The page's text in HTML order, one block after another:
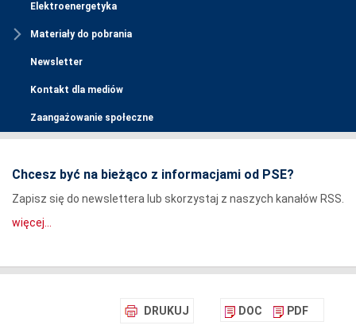
Elektroenergetyka
Materiały do pobrania
Newsletter
Kontakt dla mediów
Zaangażowanie społeczne
Chcesz być na bieżąco z informacjami od PSE?
Zapisz się do newslettera lub skorzystaj z naszych kanałów RSS.
więcej...
DRUKUJ DOC PDF